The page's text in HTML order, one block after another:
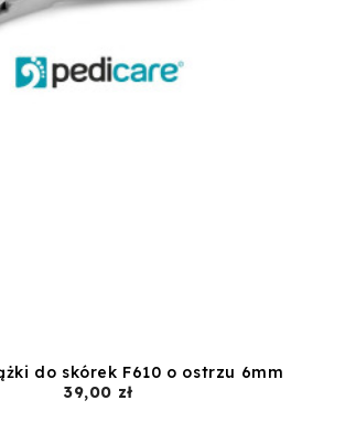
do skórek F610 o ostrzu 6mm
39,00 złCena